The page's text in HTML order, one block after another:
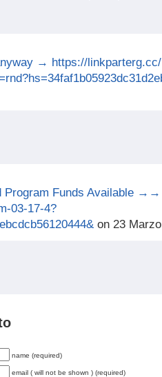
→ https://
Program Funds Available →→
03-17-4?
on 23
name (required)
email ( will not be shown ) (required)